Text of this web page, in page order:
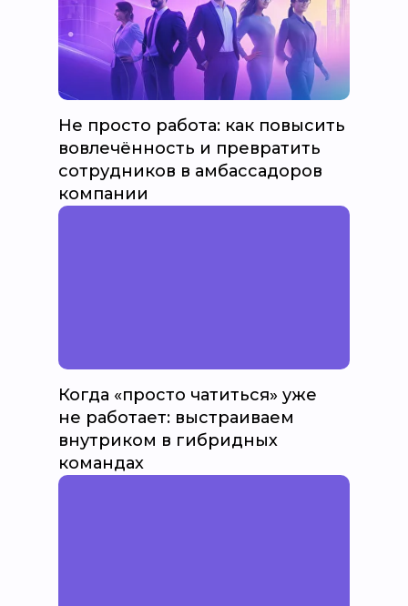
Не просто работа: как повысить
вовлечённость и превратить
сотрудников в амбассадоров
компании
Когда «просто чатиться» уже
не работает: выстраиваем
внутриком в гибридных
командах